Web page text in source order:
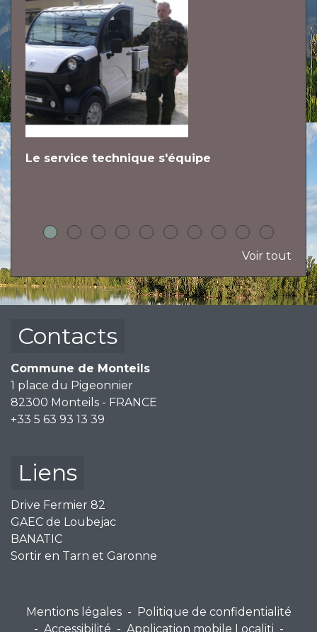
Le service technique s'équipe
Voir tout
Contacts
Commune de Monteils
1 place du Pigeonnier
82300 Monteils - FRANCE
+33 5 63 93 13 39
Liens
Drive Fermier 82
GAEC de Loubejac
BANATIC
Sortir en Tarn et Garonne
Mentions légales -
Politique de confidentialité
- Accessibilité - Application mobile Localiti -